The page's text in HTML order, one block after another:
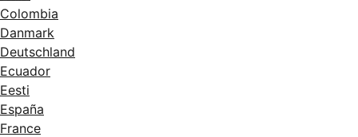
Colombia
Danmark
Deutschland
Ecuador
Eesti
España
France